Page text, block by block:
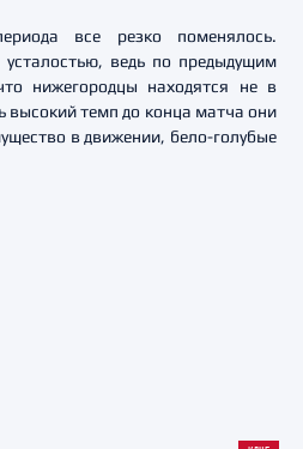
все резко поменялось.
ведь по предыдущим
нижегородцы находятся не в
темп до конца матча они
в движении, бело-голубые